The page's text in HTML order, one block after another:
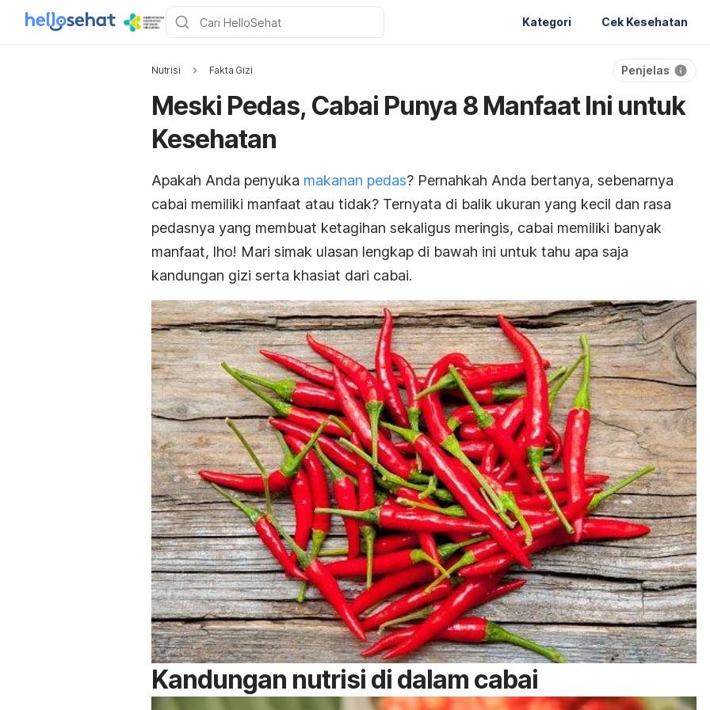
Kategori Cek Kesehatan
Nutrisi Fakta Gizi Penjelas
Meski Pedas, Cabai Punya 8 Manfaat Ini untuk
Kesehatan
Apakah Anda penyuka makanan pedas? Pernahkah Anda bertanya, sebenarnya
cabai memiliki manfaat atau tidak? Ternyata di balik ukuran yang kecil dan rasa
pedasnya yang membuat ketagihan sekaligus meringis, cabai memiliki banyak
manfaat, lho! Mari simak ulasan lengkap di bawah ini untuk tahu apa saja
kandungan gizi serta khasiat dari cabai.
Kandungan nutrisi di dalam cabai